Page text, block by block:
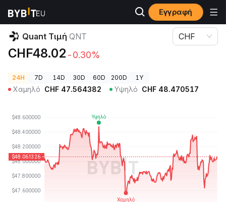
Εγγραφή
Τιμές Κρυπτονομισμάτων Quant Τιμή QNT
Quant Τιμή QNT
CHF48.02 -0.30%
CHF
24H 7D 14D 30D 60D 200D 1Y
Χαμηλό CHF 47.564382 Υψηλό CHF 48.470517